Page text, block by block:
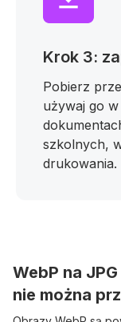
Krok 3:
Pobierz
używaj go
szkolnych,
drukowania.
WebP na
nie można